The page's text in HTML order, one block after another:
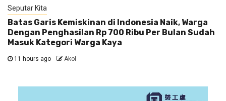
Seputar Kita
Batas Garis Kemiskinan di Indonesia Naik, Warga
Dengan Penghasilan Rp 700 Ribu Per Bulan Sudah
Masuk Kategori Warga Kaya
11 hours ago Akol